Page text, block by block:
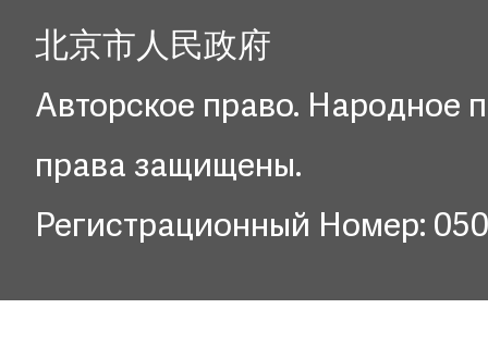
北京市人民政府
Авторское право. Народное
права защищены.
Регистрационный Номер: